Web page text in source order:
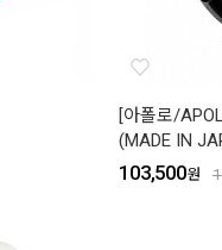
[아폴로/
(MADE IN
103,500원